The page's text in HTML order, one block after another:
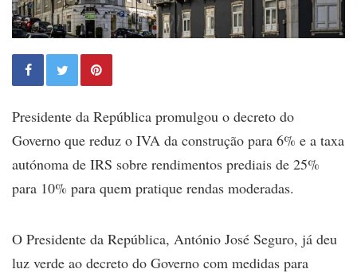
Presidente da República promulgou o decreto do
Governo que reduz o IVA da construção para 6% e a taxa
autónoma de IRS sobre rendimentos prediais de 25%
para 10% para quem pratique rendas moderadas.
O Presidente da República, António José Seguro, já deu
luz verde ao decreto do Governo com medidas para